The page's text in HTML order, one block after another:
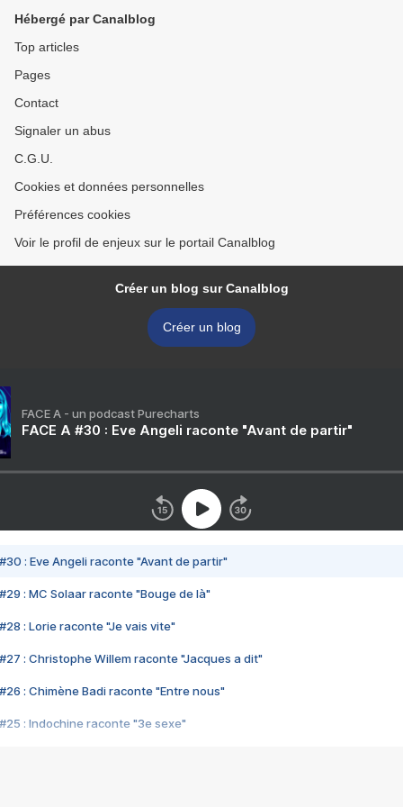
Hébergé par Canalblog
Top articles
Pages
Contact
Signaler un abus
C.G.U.
Cookies et données personnelles
Préférences cookies
Voir le profil de enjeux sur le portail Canalblog
Créer un blog sur Canalblog
Créer un blog
FACE A - un podcast Purecharts
FACE A #30 : Eve Angeli raconte "Avant de partir"
#30 : Eve Angeli raconte "Avant de partir"
#29 : MC Solaar raconte "Bouge de là"
#28 : Lorie raconte "Je vais vite"
#27 : Christophe Willem raconte "Jacques a dit"
#26 : Chimène Badi raconte "Entre nous"
#25 : Indochine raconte "3e sexe"